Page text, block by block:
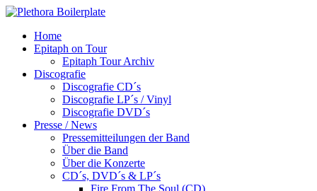
Home
Epitaph on Tour
Epitaph Tour Archiv
Discografie
Discografie CD´s
Discografie LP´s / Vinyl
Discografie DVD´s
Presse / News
Pressemitteilungen der Band
Über die Band
Über die Konzerte
CD´s, DVD´s & LP´s
Fire From The Soul (CD)